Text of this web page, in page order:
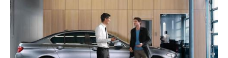
サービス
認定中古車